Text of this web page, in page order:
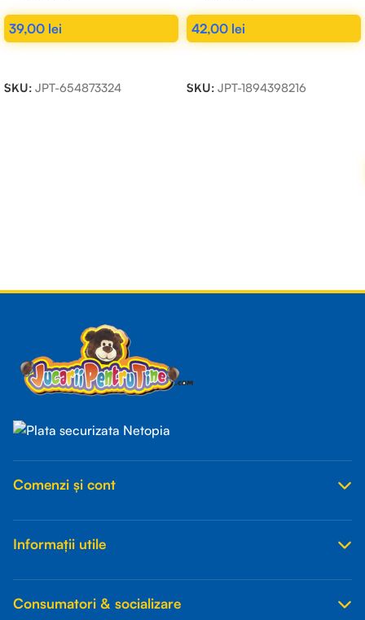
39,00 lei
SKU: JPT-654873324
42,00 lei
SKU: JPT-1894398216
Comenzi și cont
Informații utile
Consumatori & socializare